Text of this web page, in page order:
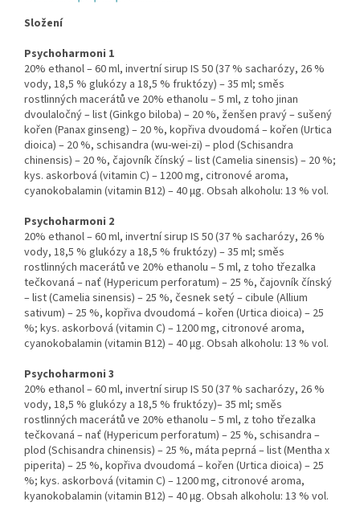
Složení
Psychoharmoni 1
20% ethanol – 60 ml, invertní sirup IS 50 (37 % sacharózy, 26 %
vody, 18,5 % glukózy a 18,5 % fruktózy) – 35 ml; směs
rostlinných macerátů ve 20% ethanolu – 5 ml, z toho jinan
dvoulaločný – list (Ginkgo biloba) – 20 %, ženšen pravý – sušený
kořen (Panax ginseng) – 20 %, kopřiva dvoudomá – kořen (Urtica
dioica) – 20 %, schisandra (wu-wei-zi) – plod (Schisandra
chinensis) – 20 %, čajovník čínský – list (Camelia sinensis) – 20 %;
kys. askorbová (vitamin C) – 1200 mg, citronové aroma,
cyanokobalamin (vitamin B12) – 40 μg. Obsah alkoholu: 13 % vol.
Psychoharmoni 2
20% ethanol – 60 ml, invertní sirup IS 50 (37 % sacharózy, 26 %
vody, 18,5 % glukózy a 18,5 % fruktózy) – 35 ml; směs
rostlinných macerátů ve 20% ethanolu – 5 ml, z toho třezalka
tečkovaná – nať (Hypericum perforatum) – 25 %, čajovník čínský
– list (Camelia sinensis) – 25 %, česnek setý – cibule (Allium
sativum) – 25 %, kopřiva dvoudomá – kořen (Urtica dioica) – 25
%; kys. askorbová (vitamin C) – 1200 mg, citronové aroma,
cyanokobalamin (vitamin B12) – 40 μg. Obsah alkoholu: 13 % vol.
Psychoharmoni 3
20% ethanol – 60 ml, invertní sirup IS 50 (37 % sacharózy, 26 %
vody, 18,5 % glukózy a 18,5 % fruktózy)– 35 ml; směs
rostlinných macerátů ve 20% ethanolu – 5 ml, z toho třezalka
tečkovaná – nať (Hypericum perforatum) – 25 %, schisandra –
plod (Schisandra chinensis) – 25 %, máta peprná – list (Mentha x
piperita) – 25 %, kopřiva dvoudomá – kořen (Urtica dioica) – 25
%; kys. askorbová (vitamin C) – 1200 mg, citronové aroma,
kyanokobalamin (vitamin B12) – 40 μg. Obsah alkoholu: 13 % vol.